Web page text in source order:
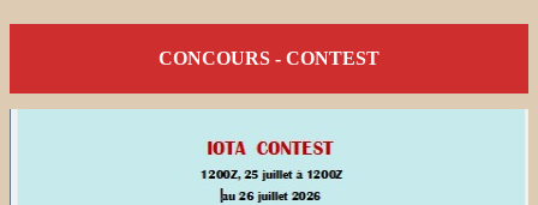
CONCOURS - CONTEST